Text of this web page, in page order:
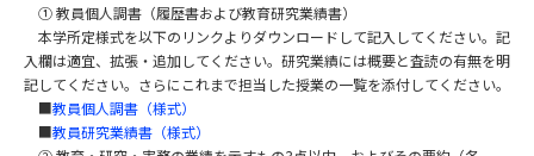
① 教員個人調書（履歴書および教育研究業績書）
本学所定様式を以下のリンクよりダウンロードして記入してください。記
入欄は適宜、拡張・追加してください。研究業績には概要と査読の有無を明
記してください。さらにこれまで担当した授業の一覧を添付してください。
■教員個人調書（様式）
■教員研究業績書（様式）